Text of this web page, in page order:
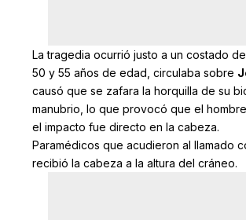
La tragedia ocurrió justo a un costado
50 y 55 años de edad, circulaba sobre
causó que se zafara la horquilla de su
manubrio, lo que provocó que el
el impacto fue directo en la cabeza.
Paramédicos que acudieron al llamado
recibió la cabeza a la altura del cráneo.